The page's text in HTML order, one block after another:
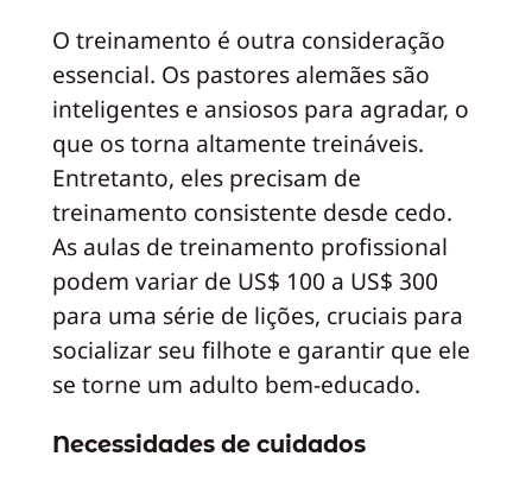
O treinamento é outra consideração
essencial. Os pastores alemães são
inteligentes e ansiosos para agradar, o
que os torna altamente treináveis.
Entretanto, eles precisam de
treinamento consistente desde cedo.
As aulas de treinamento profissional
podem variar de US$ 100 a US$ 300
para uma série de lições, cruciais para
socializar seu filhote e garantir que ele
se torne um adulto bem-educado.
Necessidades de cuidados